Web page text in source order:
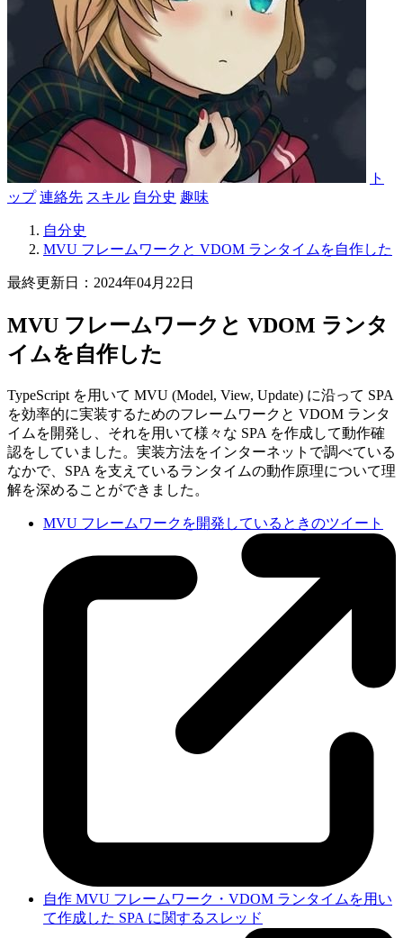
ト
ップ 連絡先 スキル 自分史 趣味
自分史
MVU フレームワークと VDOM ランタイムを自作した
最終更新日：2024年04月22日
MVU フレームワークと VDOM ランタ
イムを自作した
TypeScript を用いて MVU (Model, View, Update) に沿って SPA
を効率的に実装するためのフレームワークと VDOM ランタ
イムを開発し、それを用いて様々な SPA を作成して動作確
認をしていました。実装方法をインターネットで調べている
なかで、SPA を支えているランタイムの動作原理について理
解を深めることができました。
MVU フレームワークを開発しているときのツイート
自作 MVU フレームワーク・VDOM ランタイムを用い
て作成した SPA に関するスレッド